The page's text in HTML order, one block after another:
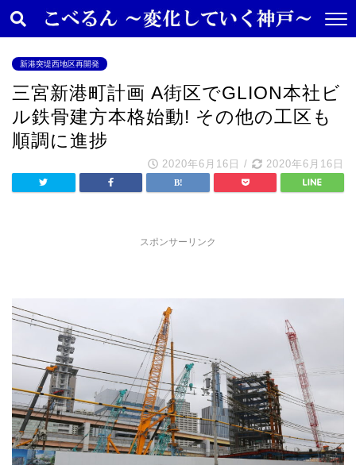
新港突堤西地区再開発
三宮新港町計画 A街区でGLION本社ビ
ル鉄骨建方本格始動! その他の工区も
順調に進捗
2020年6月16日 / 2020年6月16日
スポンサーリンク